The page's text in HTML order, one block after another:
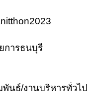
การธนบุรี
นธ์/งานบริหารทั่วไป